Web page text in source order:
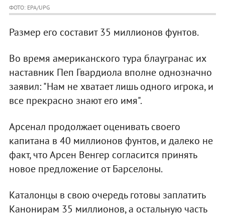
ФОТО: EPA/UPG
Размер его составит 35 миллионов фунтов.
Во время американского тура блаугранас их
наставник Пеп Гвардиола вполне однозначно
заявил: "Нам не хватает лишь одного игрока, и
все прекрасно знают его имя".
Арсенал продолжает оценивать своего
капитана в 40 миллионов фунтов, и далеко не
факт, что Арсен Венгер согласится принять
новое предложение от Барселоны.
Каталонцы в свою очередь готовы заплатить
Канонирам 35 миллионов, а остальную часть